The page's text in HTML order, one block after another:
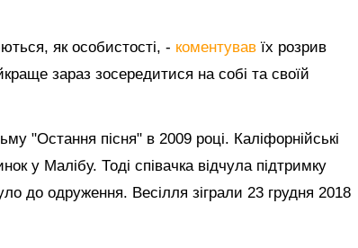
як особистості, - коментував їх розрив
зараз зосередитися на собі та своїй
"Остання пісня" в 2009 році. Каліфорнійські
у Малібу. Тоді співачка відчула підтримку
до одруження. Весілля зіграли 23 грудня 2018